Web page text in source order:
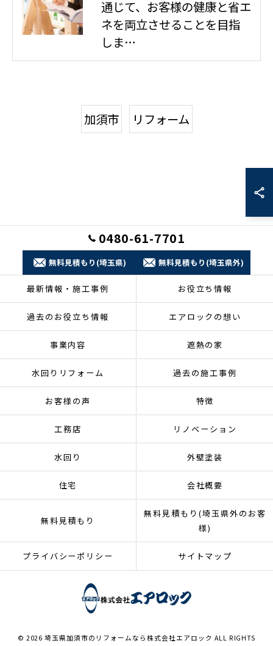
通じて、お客様の健康と省エ
ネを両立させることを目指
しま…
加須市 リフォーム
0480-61-7701
無料見積もり(埼玉県) 無料見積もり(埼玉県外)
最新情報・施工事例 お役立ち情報
過去のお役立ち情報 エアロックの想い
事業内容 遮熱の家
水回りリフォーム 過去の施工事例
お客様の声 特徴
工務店 リノベーション
水回り 外壁塗装
住宅 会社概要
無料見積もり
無料見積もり(埼玉県外のお客
様)
プライバシーポリシー サイトマップ
© 2026 埼玉県加須市のリフォームなら株式会社エアロック ALL RIGHTS